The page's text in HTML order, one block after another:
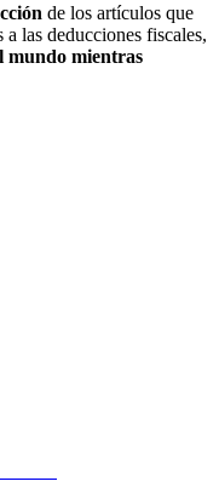
de los artículos que
las deducciones fiscales,
mundo mientras